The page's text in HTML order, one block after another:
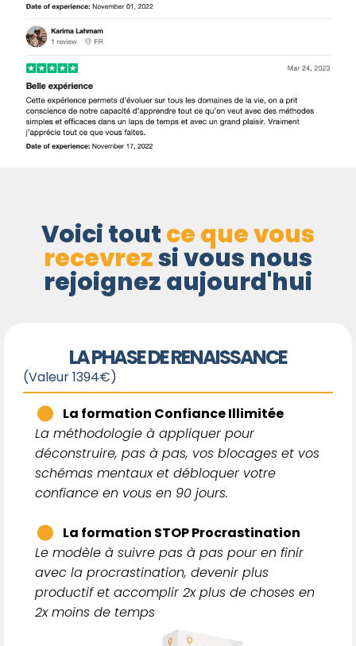
Voici toutce que vous
recevrezsi vous nous
rejoignez aujourd'hui
LA PHASE DE RENAISSANCE
(Valeur 1394€)
La formation Confiance Illimitée
La méthodologie à appliquer pour
déconstruire, pas à pas, vos blocages et vos
schémas mentaux et débloquer votre
confiance en vous en 90 jours.
La formation STOP Procrastination
Le modèle à suivre pas à pas pour en finir
avec la procrastination, devenir plus
productif et accomplir 2x plus de choses en
2x moins de temps